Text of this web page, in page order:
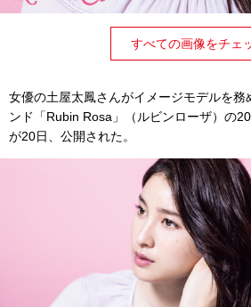
すべての画像をチェ
女優の土屋太鳳さんがイメージモデルを務
ンド「Rubin Rosa」（ルビンローザ）の
が20日、公開された。